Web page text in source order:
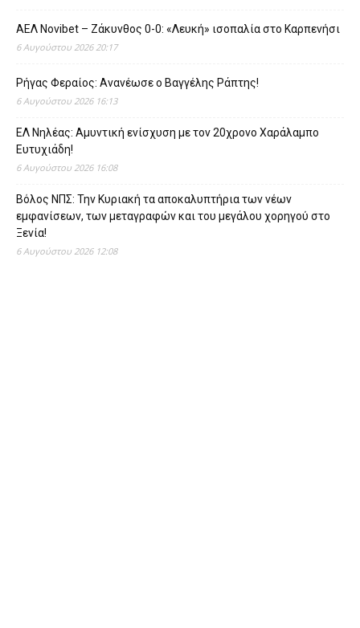
ΑΕΛ Novibet – Ζάκυνθος 0-0: «Λευκή» ισοπαλία στο Καρπενήσι
6 Αυγούστου 2026 20:17
Ρήγας Φεραίος: Ανανέωσε ο Βαγγέλης Ράπτης!
6 Αυγούστου 2026 16:13
ΕΛ Νηλέας: Αμυντική ενίσχυση με τον 20χρονο Χαράλαμπο
Ευτυχιάδη!
6 Αυγούστου 2026 16:08
Βόλος ΝΠΣ: Την Κυριακή τα αποκαλυπτήρια των νέων
εμφανίσεων, των μεταγραφών και του μεγάλου χορηγού στο
Ξενία!
6 Αυγούστου 2026 12:08